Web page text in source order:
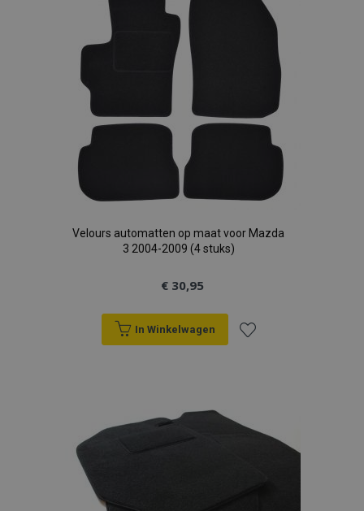
verlanglijst
Velours automatten op maat voor Mazda
3 2004-2009 (4 stuks)
€ 30,95
In Winkelwagen
aan
verlanglijst